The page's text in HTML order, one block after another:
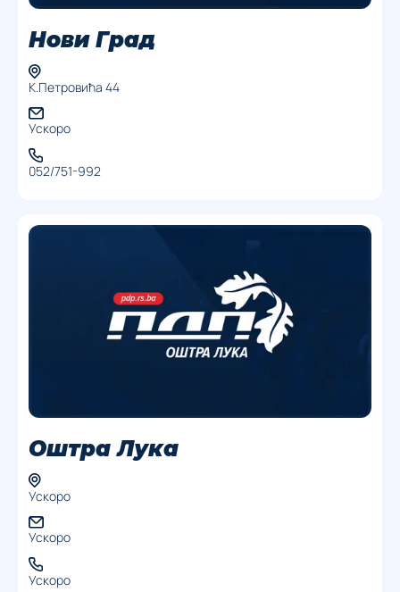
Нови Град
К.Петровића 44
Ускоро
052/751-992
Оштра Лука
Ускоро
Ускоро
Ускоро